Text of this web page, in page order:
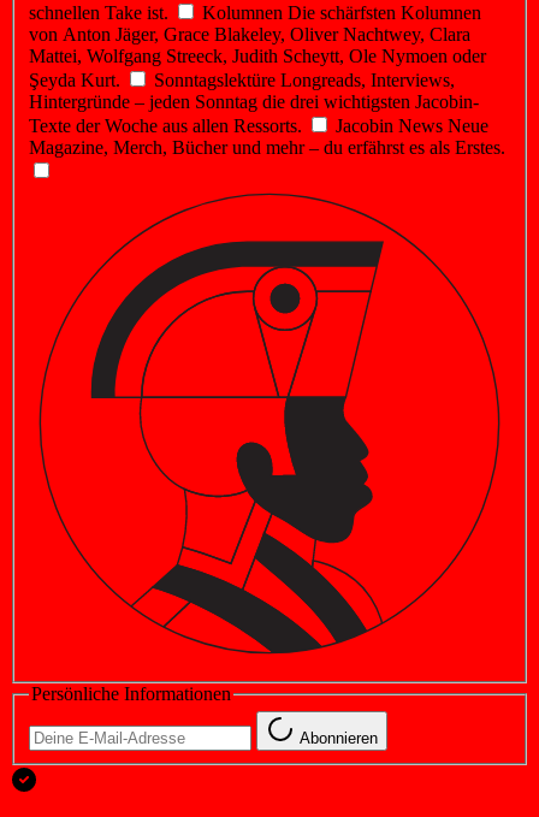
schnellen Take ist.
Kolumnen Die schärfsten Kolumnen
von Anton Jäger, Grace Blakeley, Oliver Nachtwey, Clara
Mattei, Wolfgang Streeck, Judith Scheytt, Ole Nymoen oder
Şeyda Kurt.
Sonntagslektüre Longreads, Interviews,
Hintergründe – jeden Sonntag die drei wichtigsten Jacobin-
Texte der Woche aus allen Ressorts.
Jacobin News Neue
Magazine, Merch, Bücher und mehr – du erfährst es als Erstes.
Persönliche Informationen
Abonnieren